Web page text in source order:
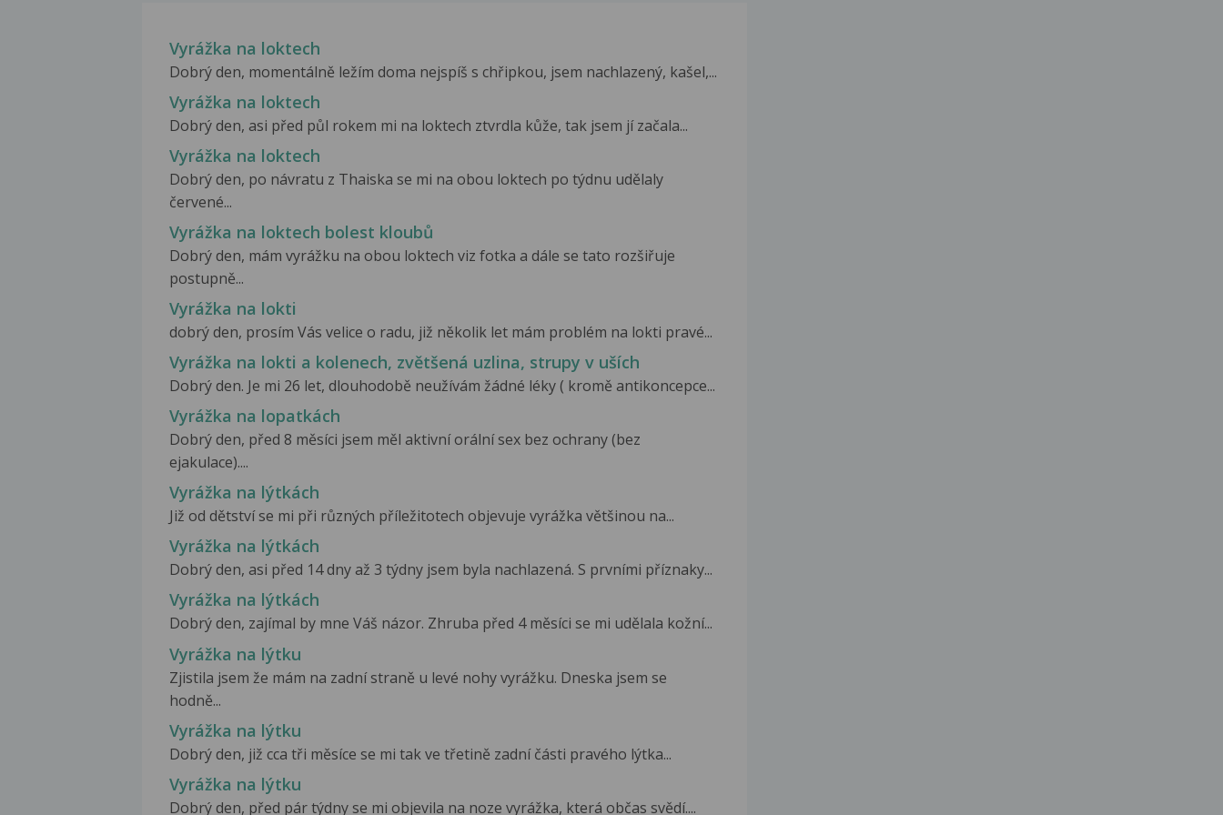
Vyrážka na loktech
Dobrý den, momentálně ležím doma nejspíš s chřipkou, jsem nachlazený, kašel,...
Vyrážka na loktech
Dobrý den, asi před půl rokem mi na loktech ztvrdla kůže, tak jsem jí začala...
Vyrážka na loktech
Dobrý den, po návratu z Thaiska se mi na obou loktech po týdnu udělaly
červené...
Vyrážka na loktech bolest kloubů
Dobrý den, mám vyrážku na obou loktech viz fotka a dále se tato rozšiřuje
postupně...
Vyrážka na lokti
dobrý den, prosím Vás velice o radu, již několik let mám problém na lokti pravé...
Vyrážka na lokti a kolenech, zvětšená uzlina, strupy v uších
Dobrý den. Je mi 26 let, dlouhodobě neužívám žádné léky ( kromě antikoncepce...
Vyrážka na lopatkách
Dobrý den, před 8 měsíci jsem měl aktivní orální sex bez ochrany (bez
ejakulace)....
Vyrážka na lýtkách
Již od dětství se mi při různých příležitotech objevuje vyrážka většinou na...
Vyrážka na lýtkách
Dobrý den, asi před 14 dny až 3 týdny jsem byla nachlazená. S prvními příznaky...
Vyrážka na lýtkách
Dobrý den, zajímal by mne Váš názor. Zhruba před 4 měsíci se mi udělala kožní...
Vyrážka na lýtku
Zjistila jsem že mám na zadní straně u levé nohy vyrážku. Dneska jsem se
hodně...
Vyrážka na lýtku
Dobrý den, již cca tři měsíce se mi tak ve třetině zadní části pravého lýtka...
Vyrážka na lýtku
Dobrý den, před pár týdny se mi objevila na noze vyrážka, která občas svědí....